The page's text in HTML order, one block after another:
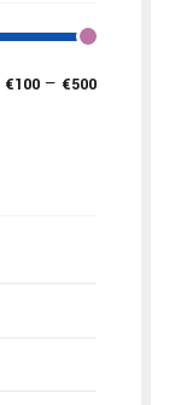
€100 — €500